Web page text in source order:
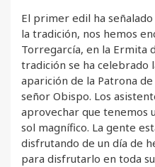
El primer edil ha señalado
la tradición, nos hemos
Torregarcía, en la Ermita
tradición se ha celebrado
aparición de la Patrona
señor Obispo. Los
aprovechar que tenemos
sol magnífico. La gente
disfrutando de un día de
para disfrutarlo en toda